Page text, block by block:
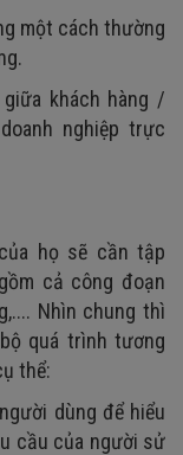
một cách thường
khách hàng /
nghiệp trực
họ sẽ cần tập
cả công đoạn
Nhìn chung thì
quá trình tương
thể:
dùng để hiểu
cầu của người sử